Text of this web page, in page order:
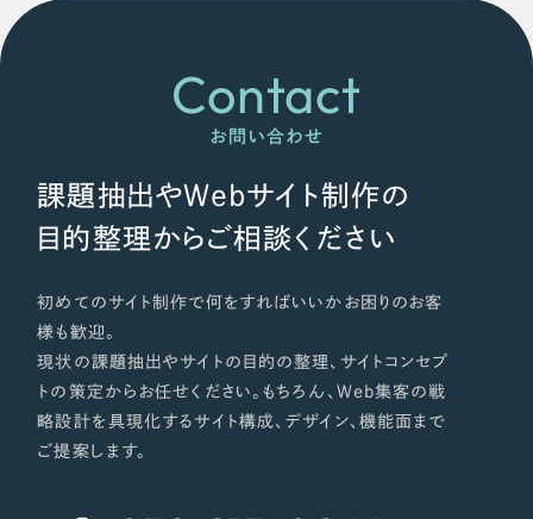
Contact
お問い合わせ
課題抽出やWebサイト制作の
目的整理からご相談ください
初めてのサイト制作で何をすればいいかお困りのお客
様も歓迎。
現状の課題抽出やサイトの目的の整理、サイトコンセプ
トの策定からお任せください。もちろん、Web集客の戦
略設計を具現化するサイト構成、デザイン、機能面まで
ご提案します。